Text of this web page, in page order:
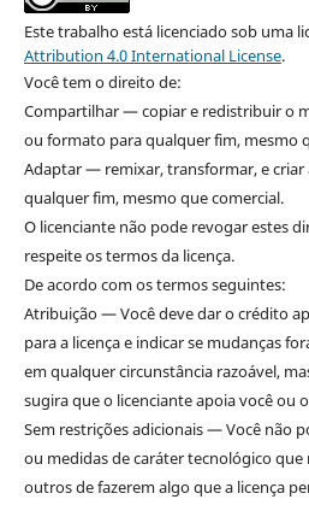
Este trabalho está licenciado sob uma
Attribution 4.0 International License.
Você tem o direito de:
Compartilhar — copiar e redistribuir o
ou formato para qualquer fim, mesmo
Adaptar — remixar, transformar, e
qualquer fim, mesmo que comercial.
O licenciante não pode revogar estes
respeite os termos da licença.
De acordo com os termos seguintes:
Atribuição — Você deve dar o crédito
para a licença e indicar se mudanças
em qualquer circunstância razoável,
sugira que o licenciante apoia você ou
Sem restrições adicionais — Você não
ou medidas de caráter tecnológico
outros de fazerem algo que a licença